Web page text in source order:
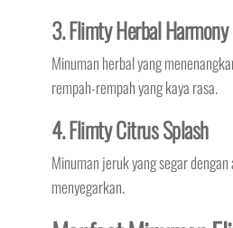
3. Flimty Herbal Harmony
Minuman herbal yang
rempah-rempah yang kaya rasa.
4. Flimty Citrus Splash
Minuman jeruk yang segar
menyegarkan.